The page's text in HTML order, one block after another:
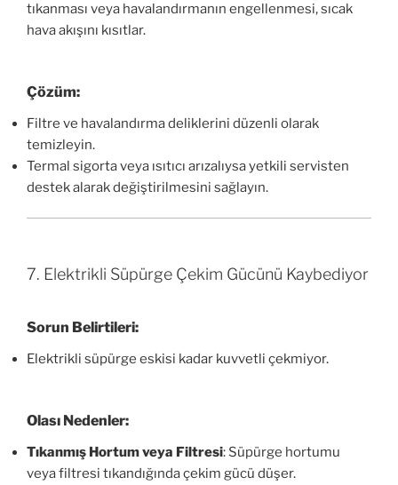
tıkanması veya havalandırmanın engellenmesi, sıcak
hava akışını kısıtlar.
Çözüm:
Filtre ve havalandırma deliklerini düzenli olarak
temizleyin.
Termal sigorta veya ısıtıcı arızalıysa yetkili servisten
destek alarak değiştirilmesini sağlayın.
7. Elektrikli Süpürge Çekim Gücünü Kaybediyor
Sorun Belirtileri:
Elektrikli süpürge eskisi kadar kuvvetli çekmiyor.
Olası Nedenler:
Tıkanmış Hortum veya Filtresi: Süpürge hortumu
veya filtresi tıkandığında çekim gücü düşer.